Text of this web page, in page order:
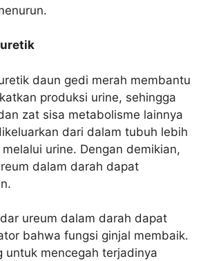
daun gedi merah membantu
produksi urine, sehingga
zat sisa metabolisme lainnya
dari dalam tubuh lebih
urine. Dengan demikian,
dalam darah dapat
ureum dalam darah dapat
bahwa fungsi ginjal membaik.
untuk mencegah terjadinya